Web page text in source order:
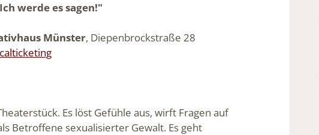
werde es sagen!"
Münster, Diepenbrockstraße 28
Es löst Gefühle aus, wirft Fragen auf
Betroffene sexualisierter Gewalt. Es geht